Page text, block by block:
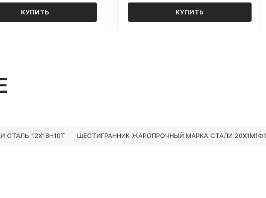
КУПИТЬ КУПИТЬ
СТАЛЬ 12Х18Н10Т ШЕСТИГРАННИК ЖАРОПРОЧНЫЙ МАРКА СТАЛИ